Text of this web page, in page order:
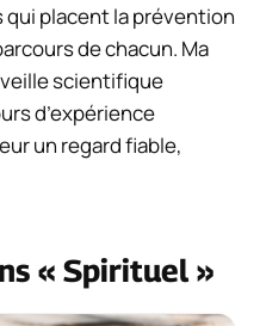
placent la prévention
de chacun. Ma
veille scientifique
d’expérience
un regard fiable,
« Spirituel »